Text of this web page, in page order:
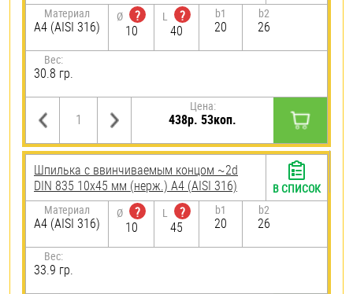
Материал
A4 (AISI 316)
Ø
?
10
L
?
40
b1
20
b2
26
Вес:
30.8 гр.
Цена:
438р. 53коп.
Шпилька c ввинчиваемым концом ~2d
DIN 835 10х45 мм (нерж.) A4 (AISI 316)
Материал
A4 (AISI 316)
Ø
?
10
L
?
45
b1
20
b2
26
Вес:
33.9 гр.
В СПИСОК